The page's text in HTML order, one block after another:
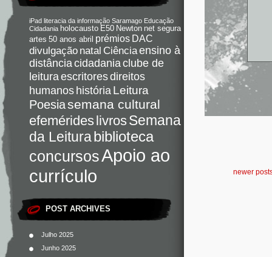
iPad literacia da informação Saramago Educação
Cidadania holocausto E50 Newton net segura
artes 50 anos abril prémios DAC
divulgação natal Ciênciaensino à
distânciacidadaniaclube de
leituraescritoresdireitos
humanoshistória Leitura
Poesiasemana cultural
efemérideslivrosSemana
da Leiturabiblioteca
concursosApoio ao
currículo
POST ARCHIVES
Julho 2025
Junho 2025
newer